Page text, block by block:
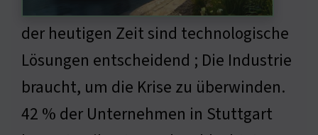
der heutigen Zeit sind technologische
Lösungen entscheidend ; Die Industrie
braucht, um die Krise zu überwinden.
42 % der Unternehmen in Stuttgart